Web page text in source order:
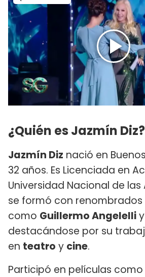
¿Quién es Jazmín Diz?
Jazmín Diz nació en
32 años. Es Licenciada en
Universidad Nacional de las
se formó con
como Guillermo Angelelliy
destacándose por su
en teatro y cine.
Participó en películas como